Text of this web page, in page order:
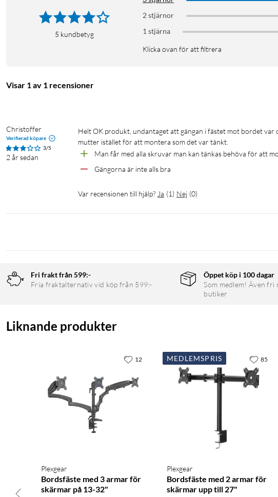
5 kundbetyg
2 stjärnor
1 stjärna
Klicka ovan för att filtrera
Visar 1 av 1 recensioner
Christoffer
Verifierad köpare
3/5
2 år sedan
Helt OK produkt, undantaget att gängan i fästet mot bordet var oanvändbar. Löste det genom att köpa en ny skruv +
mutter istället för att montera som det var tänkt.
Man får med alla skruvar man kan tänkas behöva för att
Gängorna är inte alls bra
Var recensionen till hjälp? Ja (1) Nej (0)
Fri frakt från 599:-
Fria fraktalternativ vid köp från 599:-
Öppet köp i 100 dagar
Som medlem! Även fri
butiker
Liknande produkter
Plexgear
Bordsfäste med 3 armar för
skärmar på 13-32"
12 MEDLEMSPRIS
Plexgear
Bordsfäste med 2 armar för
skärmar upp till 27"
85